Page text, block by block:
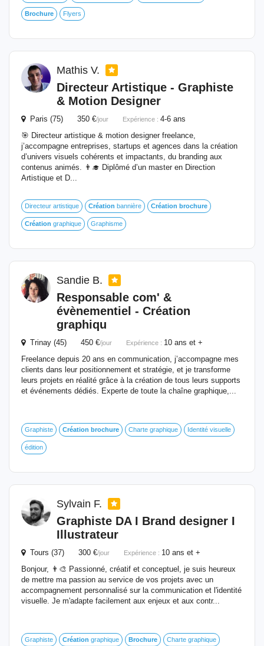
Brochure Flyers
Mathis V.
Directeur Artistique - Graphiste
& Motion Designer
Paris (75) 350 €/jour Expérience : 4-6 ans
🎯 Directeur artistique & motion designer freelance,
j’accompagne entreprises, startups et agences dans la création
d’univers visuels cohérents et impactants, du branding aux
contenus animés. 👨‍🎓 Diplômé d’un master en Direction
Artistique et D...
Directeur artistique Création bannière Création brochure
Création graphique Graphisme
Sandie B.
Responsable com' &
évènementiel - Création
graphiqu
Trinay (45) 450 €/jour Expérience : 10 ans et +
Freelance depuis 20 ans en communication, j’accompagne mes
clients dans leur positionnement et stratégie, et je transforme
leurs projets en réalité grâce à la création de tous leurs supports
et événements dédiés. Experte de toute la chaîne graphique,...
Graphiste Création brochure Charte graphique Identité visuelle
édition
Sylvain F.
Graphiste DA I Brand designer I
Illustrateur
Tours (37) 300 €/jour Expérience : 10 ans et +
Bonjour, 👨‍🎨 Passionné, créatif et conceptuel, je suis heureux
de mettre ma passion au service de vos projets avec un
accompagnement personnalisé sur la communication et l'identité
visuelle. Je m'adapte facilement aux enjeux et aux contr...
Graphiste Création graphique Brochure Charte graphique